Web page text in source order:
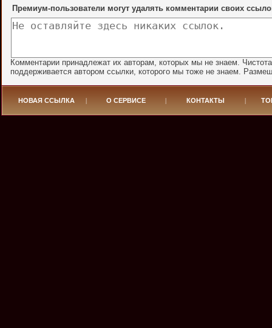
Премиум-пользователи могут удалять комментарии своих
Комментарии принадлежат их авторам, которых мы не знаем.
поддерживается автором ссылки, которого мы тоже не знаем.
НОВАЯ ССЫЛКА О СЕРВИСЕ КОНТАКТЫ